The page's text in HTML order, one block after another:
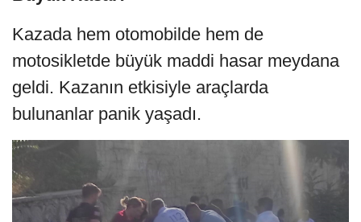
Kazada hem otomobilde hem de
motosikletde büyük maddi hasar meydana
geldi. Kazanın etkisiyle araçlarda
bulunanlar panik yaşadı.